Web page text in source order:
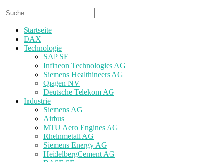
Startseite
DAX
Technologie
SAP SE
Infineon Technologies AG
Siemens Healthineers AG
Qiagen NV
Deutsche Telekom AG
Industrie
Siemens AG
Airbus
MTU Aero Engines AG
Rheinmetall AG
Siemens Energy AG
HeidelbergCement AG